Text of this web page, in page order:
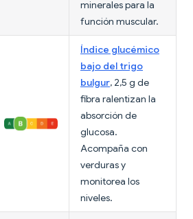
minerales para la
función muscular.
Índice glucémico
bajo del trigo
bulgur, 2,5 g de
fibra ralentizan la
absorción de
glucosa.
Acompaña con
verduras y
monitorea los
niveles.